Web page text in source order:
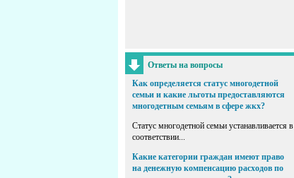
Ответы на вопросы
Как определяется статус многодетной
семьи и какие льготы предоставляются
многодетным семьям в сфере жкх?
Статус многодетной семьи устанавливается в
соответствии...
Какие категории граждан имеют право
на денежную компенсацию расходов по